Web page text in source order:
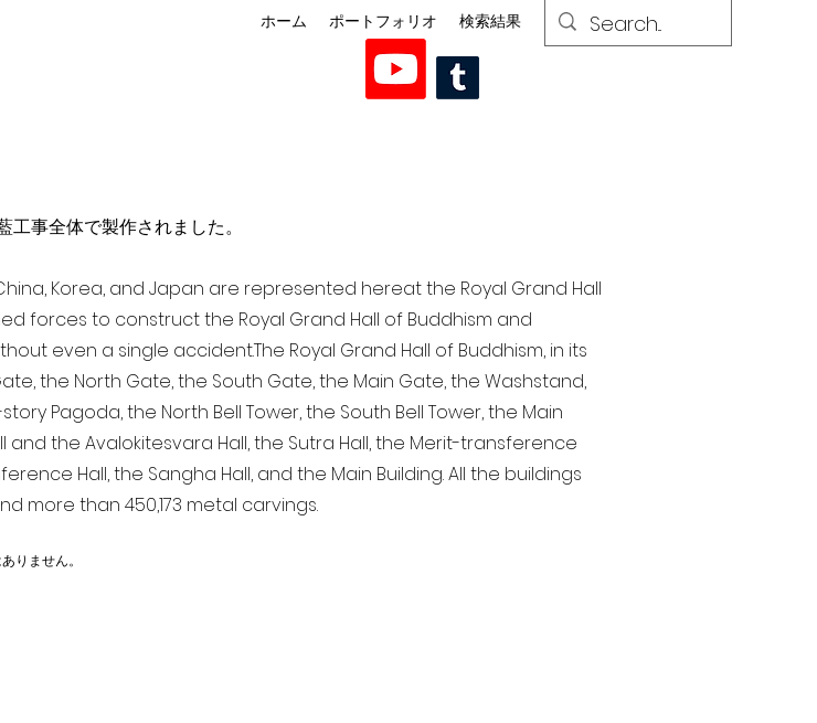
ホーム ポートフォリオ 検索結果
事全体で製作されました。
Korea, and Japan are represented here at the Royal Grand Hall
forces to construct the Royal Grand Hall of Buddhism and
even a single accident. The Royal Grand Hall of Buddhism, in its
the North Gate, the South Gate, the Main Gate, the Washstand,
Pagoda, the North Bell Tower, the South Bell Tower, the Main
and the Avalokitesvara Hall, the Sutra Hall, the Merit-transference
Hall, the Sangha Hall, and the Main Building. All the buildings
more than 450,173 metal carvings.
りません。